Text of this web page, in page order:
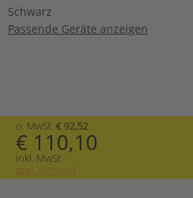
Schwarz
Passende Geräte anzeigen
o. MwSt. € 92,52
€ 110,10
inkl. MwSt.
zzgl. Versand